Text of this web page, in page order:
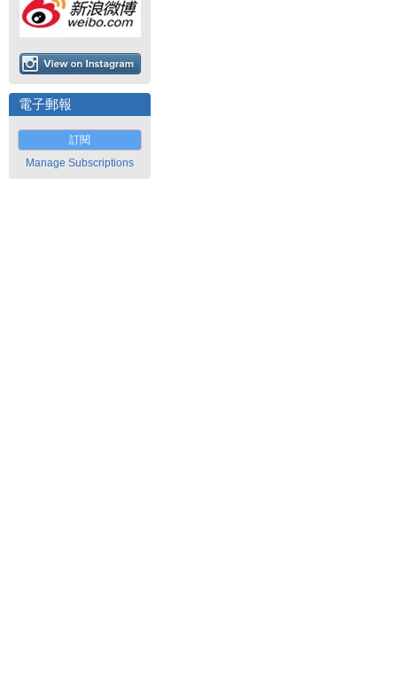
電子郵報
訂閱
Manage Subscriptions